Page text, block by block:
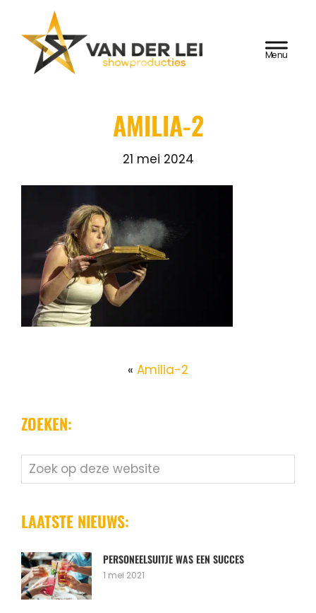
Door
naar
de
hoofd
inhoud
Van der Lei
Showproducties
HEADER
RECHTS
AMILIA-2
21 mei 2024
« Amilia-2
ZOEKEN:
Zoek
op
website
LAATSTE NIEUWS:
PERSONEELSUITJE WAS EEN SUCCES
1 mei 2021